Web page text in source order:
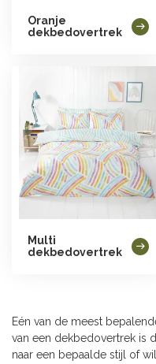
Oranje
dekbedovertrek
Multi
dekbedovertrek
Eén van de meest
van een dekbedovertrek is
naar een bepaalde stijl of